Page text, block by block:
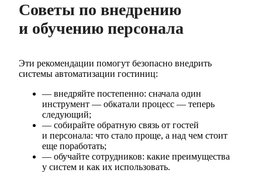
Советы по внедрению
и обучению персонала
Эти рекомендации помогут безопасно внедрить
системы автоматизации гостиниц:
— внедряйте постепенно: сначала один
инструмент — обкатали процесс — теперь
следующий;
— собирайте обратную связь от гостей
и персонала: что стало проще, а над чем стоит
еще поработать;
— обучайте сотрудников: какие преимущества
у систем и как их использовать.